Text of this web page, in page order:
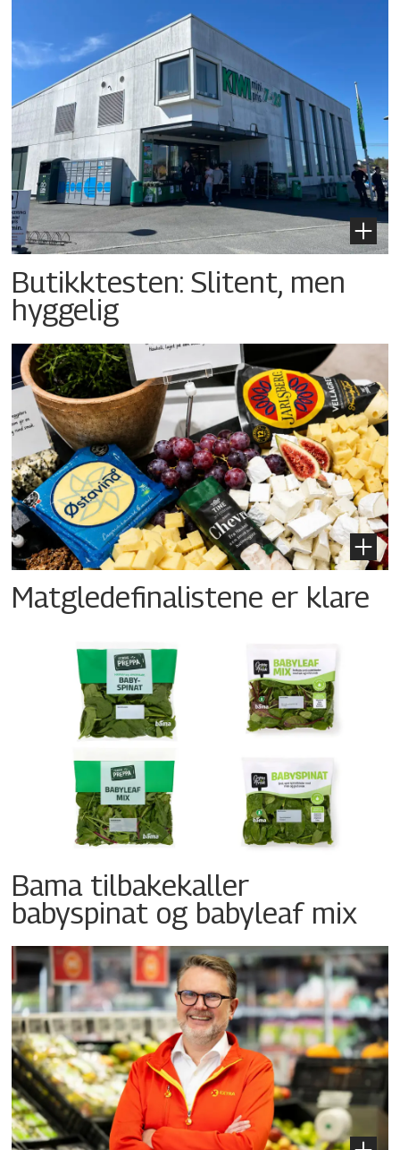
Butikktesten: Slitent, men
hyggelig
Matgledefinalistene er klare
Bama tilbakekaller
babyspinat og babyleaf mix